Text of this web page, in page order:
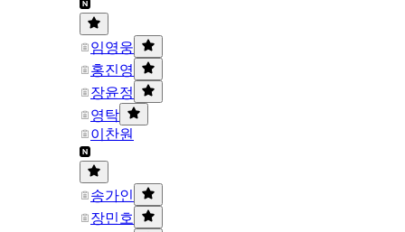
임영웅
홍진영
장윤정
영탁
이찬원
송가인
장민호